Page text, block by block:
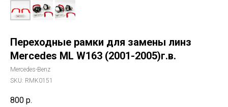
Переходные рамки для замены линз
Mercedes ML W163 (2001-2005)г.в.
Mercedes-Benz
SKU: RMK0151
800 р.